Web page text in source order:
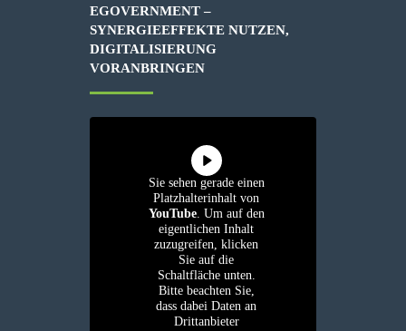
EGOVERNMENT –
SYNERGIEEFFEKTE NUTZEN,
DIGITALISIERUNG
VORANBRINGEN
Sie sehen gerade einen
Platzhalterinhalt von
YouTube. Um auf den
eigentlichen Inhalt
zuzugreifen, klicken
Sie auf die
Schaltfläche unten.
Bitte beachten Sie,
dass dabei Daten an
Drittanbieter